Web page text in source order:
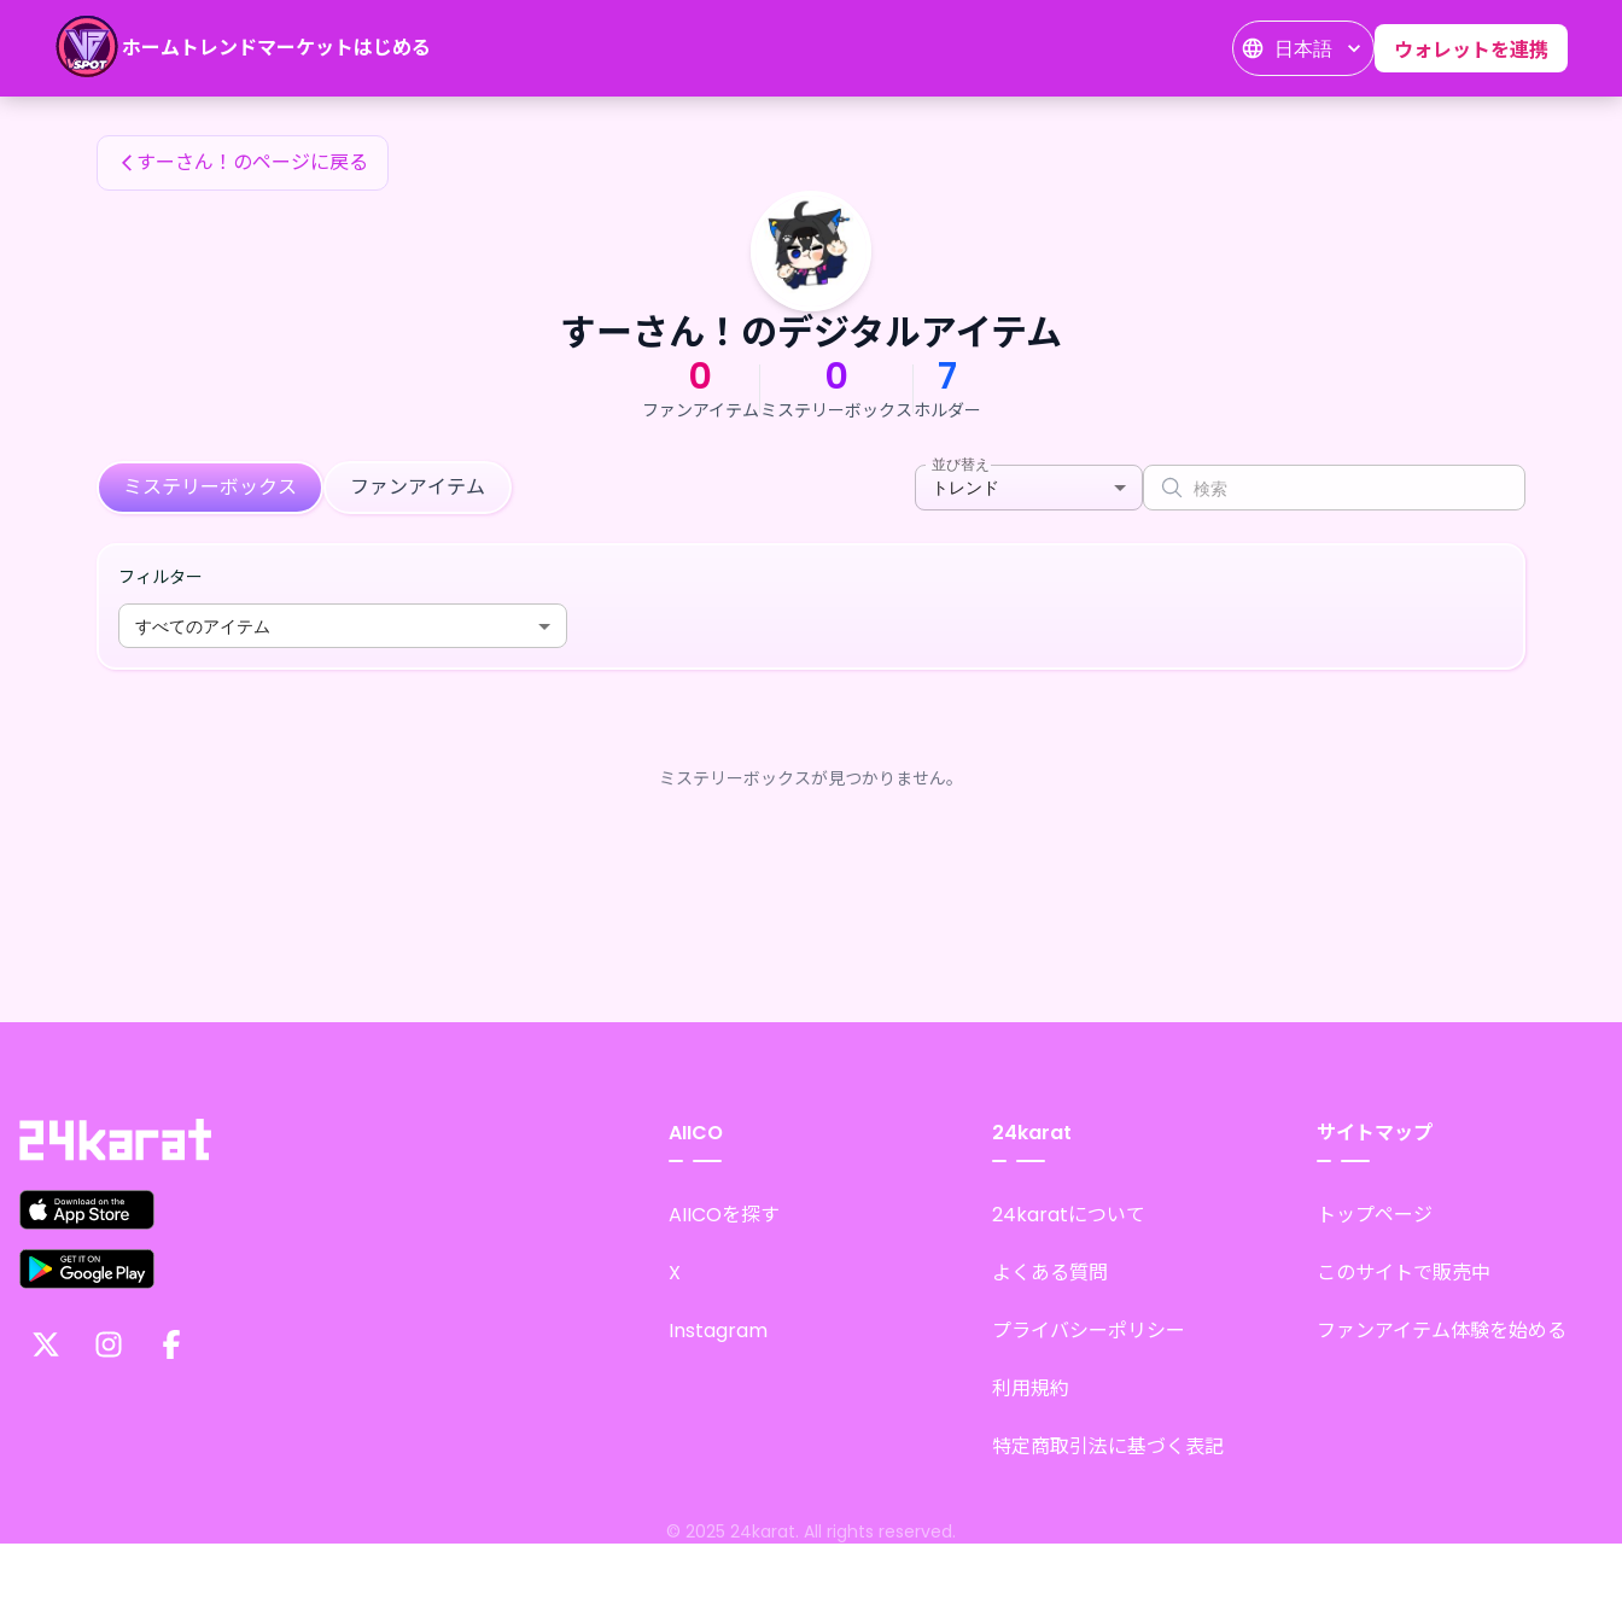
ホーム トレンドマーケットはじめる 日本語 ウォレットを連携
すーさん！のファンアイテム
すーさん！のページに戻る
すーさん！のデジタルアイテム
0
ファンアイテム
0
ミステリーボックス
7
ホルダー
ミステリーボックス ファンアイテム
並び替え
トレンド
フィルター
すべてのアイテム
ミステリーボックスが見つかりません。
AIICO
AIICOを探す
X
Instagram
24karat
24karatについて
よくある質問
プライバシーポリシー
利用規約
特定商取引法に基づく表記
サイトマップ
トップページ
このサイトで販売中
ファンアイテム体験を始める
© 2025 24karat. All rights reserved.
すーさん！のファンアイテム — 24karat